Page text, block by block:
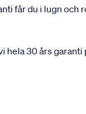
får du i lugn
30 års